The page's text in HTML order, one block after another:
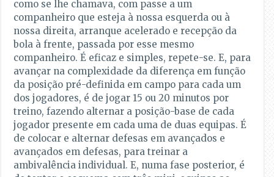
como se lhe chamava, com passe a um
companheiro que esteja à nossa esquerda ou à
nossa direita, arranque acelerado e recepção da
bola à frente, passada por esse mesmo
companheiro. É eficaz e simples, repete-se. E, para
avançar na complexidade da diferença em função
da posição pré-definida em campo para cada um
dos jogadores, é de jogar 15 ou 20 minutos por
treino, fazendo alternar a posição-base de cada
jogador presente em cada uma de duas equipas. É
de colocar e alternar defesas em avançados e
avançados em defesas, para treinar a
ambivalência individual. E, numa fase posterior, é